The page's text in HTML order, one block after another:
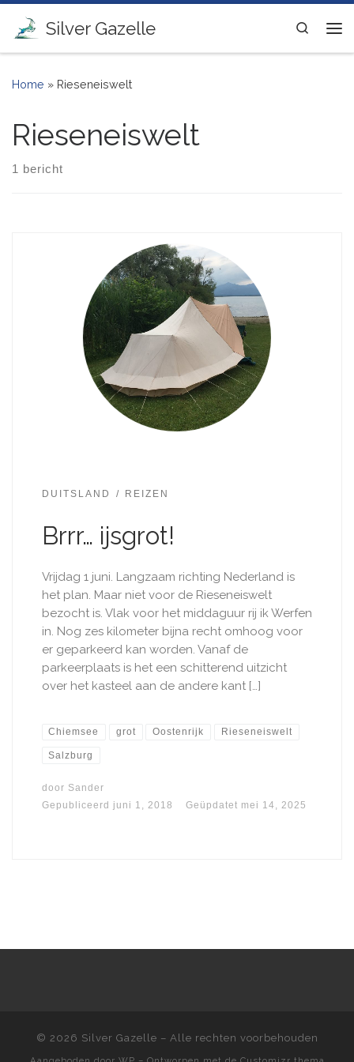
Ga naar inhoud
Silver Gazelle
Search
Home » Rieseneiswelt
Rieseneiswelt
1 bericht
DUITSLAND REIZEN
Brrr… ijsgrot!
Vrijdag 1 juni. Langzaam richting Nederland is
het plan. Maar niet voor de Rieseneiswelt
bezocht is. Vlak voor het middaguur rij ik Werfen
in. Nog zes kilometer bijna recht omhoog voor
er geparkeerd kan worden. Vanaf de
parkeerplaats is het een schitterend uitzicht
over het kasteel aan de andere kant […]
Chiemsee grot Oostenrijk Rieseneiswelt
Salzburg
door Sander
Gepubliceerd juni 1, 2018 Geüpdatet mei 14, 2025
© 2026 Silver Gazelle – Alle rechten voorbehouden